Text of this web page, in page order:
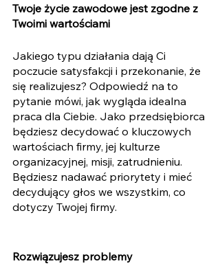
Twoje życie zawodowe jest zgodne z
Twoimi wartościami
Jakiego typu działania dają Ci
poczucie satysfakcji i przekonanie, że
się realizujesz? Odpowiedź na to
pytanie mówi, jak wygląda idealna
praca dla Ciebie. Jako przedsiębiorca
będziesz decydować o kluczowych
wartościach firmy, jej kulturze
organizacyjnej, misji, zatrudnieniu.
Będziesz nadawać priorytety i mieć
decydujący głos we wszystkim, co
dotyczy Twojej firmy.
Rozwiązujesz problemy